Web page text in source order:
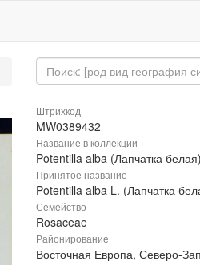
Штрихкод
MW0389432
Название в коллекции
Potentilla alba (Лапчатка белая)
Принятое название
Potentilla alba L. (Лапчатка
Семейство
Rosaceae
Районирование
Восточная Европа, Северо-